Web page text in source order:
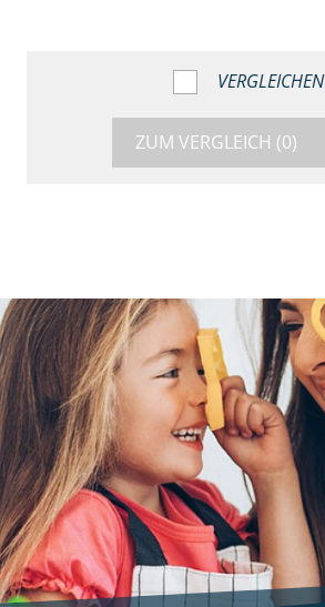
VERGLEICHEN
ZUM VERGLEICH (0)